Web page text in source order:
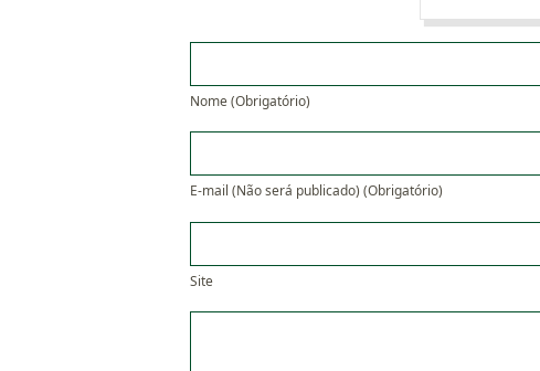
Nome (Obrigatório)
E-mail (Não será publicado) (Obrigatório)
Site